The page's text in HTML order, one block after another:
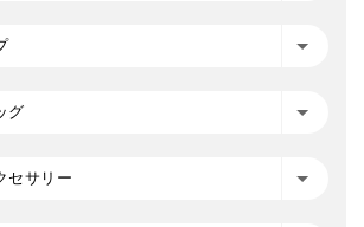
グ
セサリー